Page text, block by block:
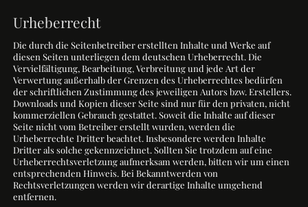
Urheberrecht
Die durch die Seitenbetreiber erstellten Inhalte und Werke auf
diesen Seiten unterliegen dem deutschen Urheberrecht. Die
Vervielfältigung, Bearbeitung, Verbreitung und jede Art der
Verwertung außerhalb der Grenzen des Urheberrechtes bedürfen
der schriftlichen Zustimmung des jeweiligen Autors bzw. Erstellers.
Downloads und Kopien dieser Seite sind nur für den privaten, nicht
kommerziellen Gebrauch gestattet. Soweit die Inhalte auf dieser
Seite nicht vom Betreiber erstellt wurden, werden die
Urheberrechte Dritter beachtet. Insbesondere werden Inhalte
Dritter als solche gekennzeichnet. Sollten Sie trotzdem auf eine
Urheberrechtsverletzung aufmerksam werden, bitten wir um einen
entsprechenden Hinweis. Bei Bekanntwerden von
Rechtsverletzungen werden wir derartige Inhalte umgehend
entfernen.